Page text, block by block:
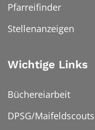
Pfarreifinder
Stellenanzeigen
Wichtige Links
Büchereiarbeit
DPSG/Maifeldscouts